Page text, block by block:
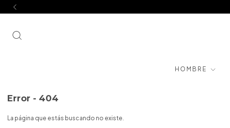
HOMBRE
Error - 404
La página que estás buscando no existe.